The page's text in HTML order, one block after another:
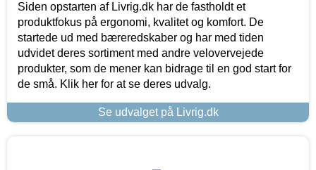
Siden opstarten af Livrig.dk har de fastholdt et
produktfokus på ergonomi, kvalitet og komfort. De
startede ud med bæreredskaber og har med tiden
udvidet deres sortiment med andre velovervejede
produkter, som de mener kan bidrage til en god start for
de små. Klik her for at se deres udvalg.
Se udvalget på Livrig.dk